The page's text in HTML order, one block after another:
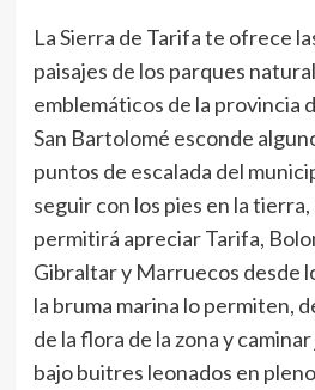
La Sierra de Tarifa te ofrece
paisajes de los parques
emblemáticos de la provincia
San Bartolomé esconde
puntos de escalada del
seguir con los pies en la
permitirá apreciar Tarifa,
Gibraltar y Marruecos desde
la bruma marina lo permiten,
de la flora de la zona y
bajo buitres leonados en